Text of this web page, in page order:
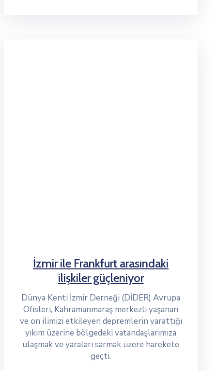
İzmir ile Frankfurt arasındaki
ilişkiler güçleniyor
Dünya Kenti İzmir Derneği (DİDER) Avrupa
Ofisleri, Kahramanmaraş merkezli yaşanan
ve on ilimizi etkileyen depremlerin yarattığı
yıkım üzerine bölgedeki vatandaşlarımıza
ulaşmak ve yaraları sarmak üzere harekete
geçti.